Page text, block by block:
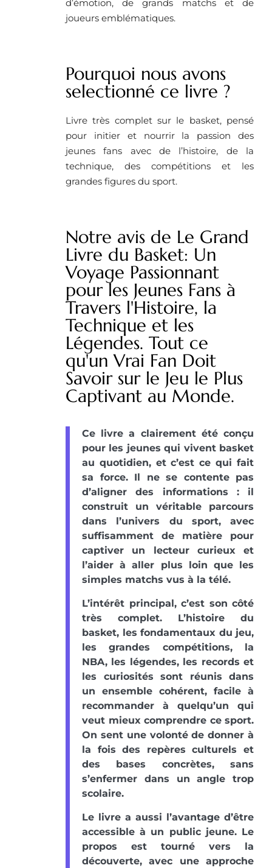
d’émotion, de grands matchs et de
joueurs emblématiques.
Pourquoi nous avons
selectionné ce livre ?
Livre très complet sur le basket, pensé
pour initier et nourrir la passion des
jeunes fans avec de l’histoire, de la
technique, des compétitions et les
grandes figures du sport.
Notre avis de Le Grand
Livre du Basket: Un
Voyage Passionnant
pour les Jeunes Fans à
Travers l'Histoire, la
Technique et les
Légendes. Tout ce
qu'un Vrai Fan Doit
Savoir sur le Jeu le Plus
Captivant au Monde.
Ce livre a clairement été conçu
pour les jeunes qui vivent basket
au quotidien, et c’est ce qui fait
sa force. Il ne se contente pas
d’aligner des informations : il
construit un véritable parcours
dans l’univers du sport, avec
suffisamment de matière pour
captiver un lecteur curieux et
l’aider à aller plus loin que les
simples matchs vus à la télé.
L’intérêt principal, c’est son côté
très complet. L’histoire du
basket, les fondamentaux du jeu,
les grandes compétitions, la
NBA, les légendes, les records et
les curiosités sont réunis dans
un ensemble cohérent, facile à
recommander à quelqu’un qui
veut mieux comprendre ce sport.
On sent une volonté de donner à
la fois des repères culturels et
des bases concrètes, sans
s’enfermer dans un angle trop
scolaire.
Le livre a aussi l’avantage d’être
accessible à un public jeune. Le
propos est tourné vers la
découverte, avec une approche